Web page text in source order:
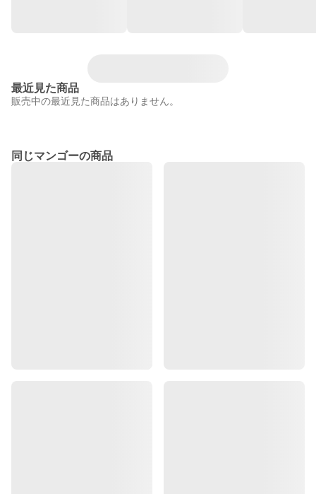
最近見た商品
販売中の最近見た商品はありません。
同じマンゴーの商品